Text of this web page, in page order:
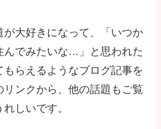
が大好きになって、「いつか
んでみたいな…」と思われた
らえるようなブログ記事を
ンクから、他の話題もご覧
しいです。